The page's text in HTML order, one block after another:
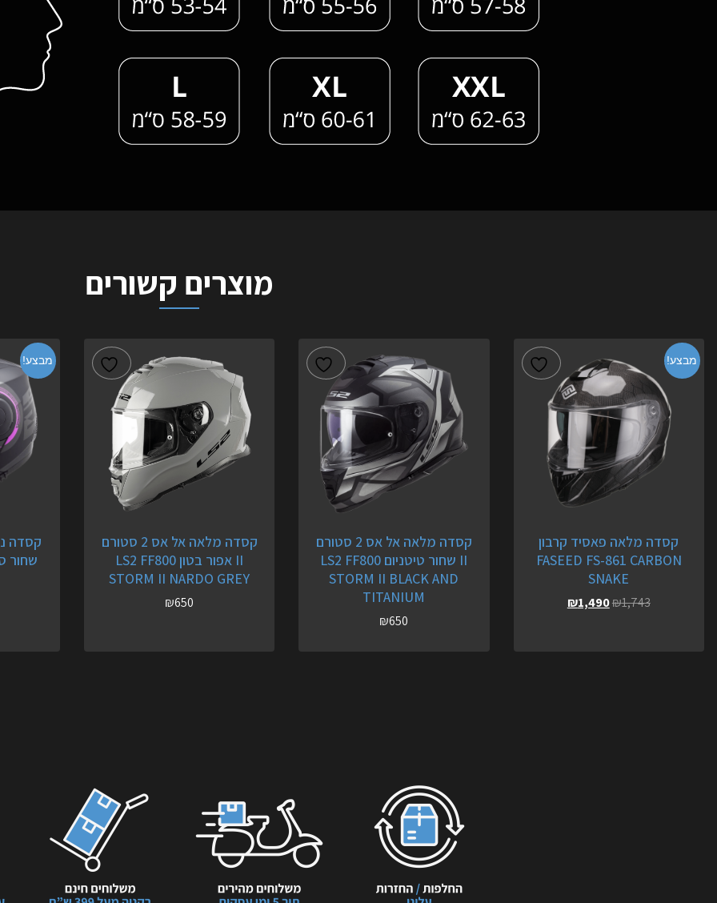
מוצרים קשורים
מבצע!
קסדה מלאה פאסיד קרבון
FASEED FS-861 CARBON
SNAKE
₪1,743
₪1,490
קסדה מלאה אל אס 2 סטורם
II שחור טיטניום LS2 FF800
STORM II BLACK AND
TITANIUM
₪650
קסדה מלאה אל אס 2 סטורם
II אפור בטון LS2 FF800
STORM II NARDO GREY
₪650
מבצע!